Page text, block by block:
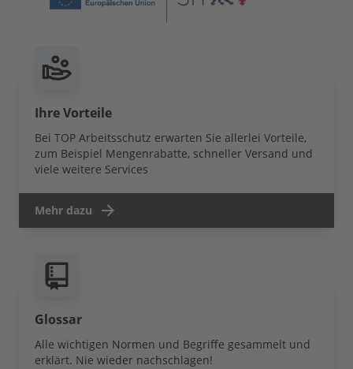
Ihre Vorteile
Bei TOP Arbeitsschutz erwarten Sie allerlei Vorteile,
zum Beispiel Mengenrabatte, schneller Versand und
viele weitere Services
Mehr dazu
Glossar
Alle wichtigen Normen und Begriffe gesammelt und
erklärt. Nie wieder nachschlagen!